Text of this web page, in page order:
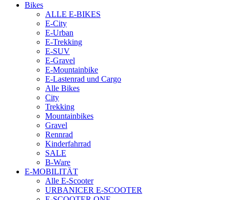
Bikes
ALLE E-BIKES
E-City
E-Urban
E-Trekking
E-SUV
E-Gravel
E-Mountainbike
E-Lastenrad und Cargo
Alle Bikes
City
Trekking
Mountainbikes
Gravel
Rennrad
Kinderfahrrad
SALE
B-Ware
E-MOBILITÄT
Alle E-Scooter
URBANICER E-SCOOTER